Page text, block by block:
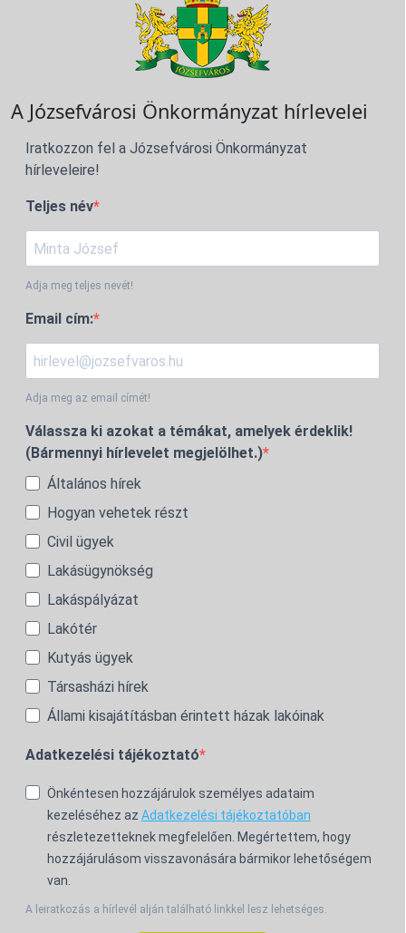
A Józsefvárosi Önkormányzat hírlevelei
Iratkozzon fel a Józsefvárosi Önkormányzat
hírleveleire!
Teljes név
Adja meg teljes nevét!
Email cím:
Adja meg az email címét!
Válassza ki azokat a témákat, amelyek érdeklik!
(Bármennyi hírlevelet megjelölhet.)
Általános hírek
Hogyan vehetek részt
Civil ügyek
Lakásügynökség
Lakáspályázat
Lakótér
Kutyás ügyek
Társasházi hírek
Állami kisajátításban érintett házak lakóinak
Adatkezelési tájékoztató
Önkéntesen hozzájárulok személyes adataim
kezeléséhez az Adatkezelési tájékoztatóban
részletezetteknek megfelelően. Megértettem, hogy
hozzájárulásom visszavonására bármikor lehetőségem
van.
A leiratkozás a hírlevél alján található linkkel lesz lehetséges.